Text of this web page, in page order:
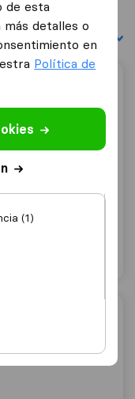
de esta
detalles o
en
Política de
(1)